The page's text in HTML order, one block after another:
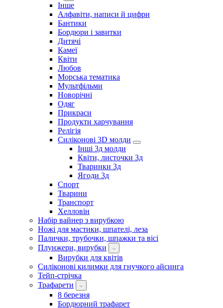
Інше
Алфавіти, написи й цифри
Бантики
Бордюри і завитки
Дитячі
Камеї
Квіти
Любов
Морська тематика
Мультфільми
Новорічні
Одяг
Прикраси
Продукти харчування
Релігія
Силіконові 3D молди
Інші 3д молди
Квіти, листочки 3д
Тваринки 3д
Ягоди 3д
Спорт
Тварини
Транспорт
Хелловін
Набір вайнер з вирубкою
Ножі для мастики, шпателі, леза
Палички, трубочки, шпажки та вісі
Плунжери, вирубки
Вирубки для квітів
Силіконові килимки для гнучкого айсинга
Тейп-стрічка
Трафарети
8 березня
Бордюрний трафарет